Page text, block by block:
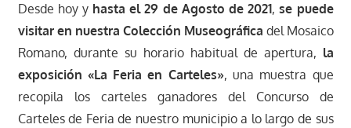
Desde hoy y hasta el 29 de Agosto de 2021,se puede
visitar en nuestra Colección Museográfica del Mosaico
Romano, durante su horario habitual de apertura, la
exposición «La Feria en Carteles», una muestra que
recopila los carteles ganadores del Concurso de
Carteles de Feria de nuestro municipio a lo largo de sus